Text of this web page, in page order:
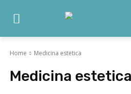
Home Medicina estetica
Medicina estetica